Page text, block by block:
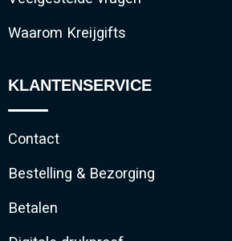
Waarom Kreijgifts
KLANTENSERVICE
Contact
Bestelling & Bezorging
Betalen